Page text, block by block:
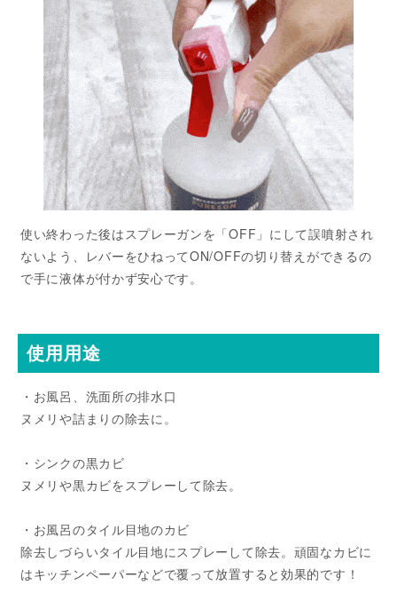
使い終わった後はスプレーガンを「OFF」にして誤噴射され
ないよう、レバーをひねってON/OFFの切り替えができるの
で手に液体が付かず安心です。
使用用途
・お風呂、洗面所の排水口
ヌメリや詰まりの除去に。
・シンクの黒カビ
ヌメリや黒カビをスプレーして除去。
・お風呂のタイル目地のカビ
除去しづらいタイル目地にスプレーして除去。頑固なカビに
はキッチンペーパーなどで覆って放置すると効果的です！